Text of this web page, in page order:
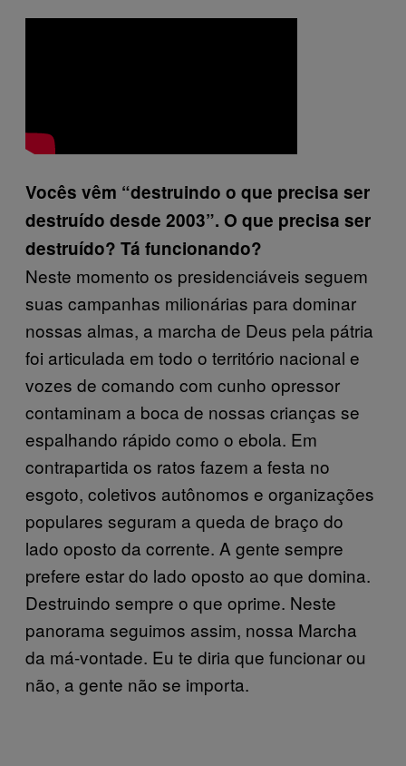
Vocês vêm “destruindo o que precisa ser
destruído desde 2003”. O que precisa ser
destruído? Tá funcionando?
Neste momento os presidenciáveis seguem
suas campanhas milionárias para dominar
nossas almas, a marcha de Deus pela pátria
foi articulada em todo o território nacional e
vozes de comando com cunho opressor
contaminam a boca de nossas crianças se
espalhando rápido como o ebola. Em
contrapartida os ratos fazem a festa no
esgoto, coletivos autônomos e organizações
populares seguram a queda de braço do
lado oposto da corrente. A gente sempre
prefere estar do lado oposto ao que domina.
Destruindo sempre o que oprime. Neste
panorama seguimos assim, nossa Marcha
da má-vontade. Eu te diria que funcionar ou
não, a gente não se importa.